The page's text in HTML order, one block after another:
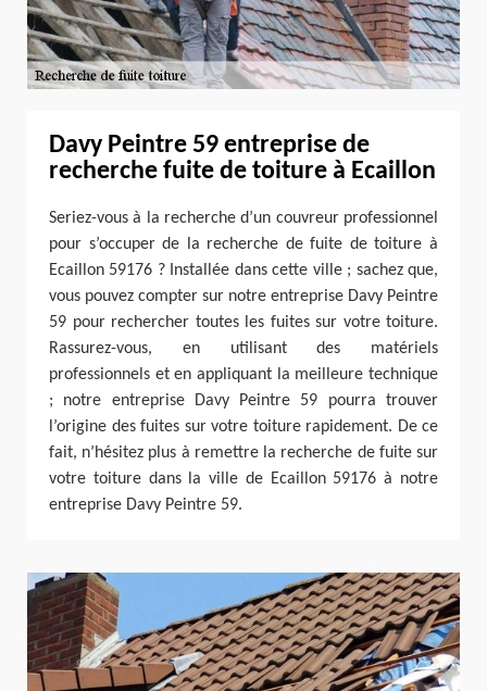
Davy Peintre 59 entreprise de
recherche fuite de toiture à Ecaillon
Seriez-vous à la recherche d’un couvreur professionnel
pour s’occuper de la recherche de fuite de toiture à
Ecaillon 59176 ? Installée dans cette ville ; sachez que,
vous pouvez compter sur notre entreprise Davy Peintre
59 pour rechercher toutes les fuites sur votre toiture.
Rassurez-vous, en utilisant des matériels
professionnels et en appliquant la meilleure technique
; notre entreprise Davy Peintre 59 pourra trouver
l’origine des fuites sur votre toiture rapidement. De ce
fait, n’hésitez plus à remettre la recherche de fuite sur
votre toiture dans la ville de Ecaillon 59176 à notre
entreprise Davy Peintre 59.